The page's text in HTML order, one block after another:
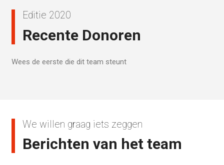
Editie 2020
Recente Donoren
Wees de eerste die dit team steunt
We willen graag iets zeggen
Berichten van het team